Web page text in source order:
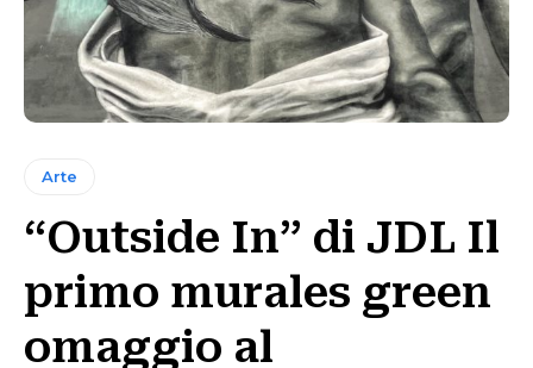
Arte
“Outside In” di JDL Il
primo murales green
omaggio al